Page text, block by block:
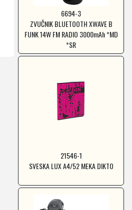
6694-3
ZVUČNIK BLUETOOTH XWAVE B
FUNK 14W FM RADIO 3000mAh *MD
*SR
21546-1
SVESKA LUX A4/52 MEKA DIKTO